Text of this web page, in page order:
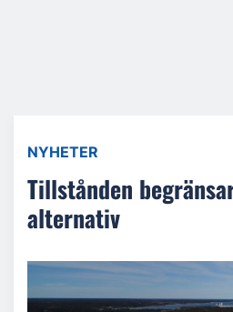
NYHETER
Tillstånden
alternativ